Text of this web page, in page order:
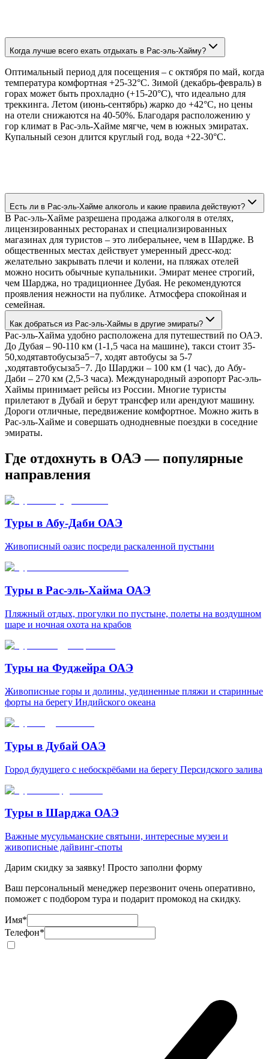
Когда лучше всего ехать отдыхать в Рас-эль-Хайму?
Оптимальный период для посещения – с октября по май, когда
температура комфортная +25-32°C. Зимой (декабрь-февраль) в
горах может быть прохладно (+15-20°C), что идеально для
треккинга. Летом (июнь-сентябрь) жарко до +42°C, но цены
на отели снижаются на 40-50%. Благодаря расположению у
гор климат в Рас-эль-Хайме мягче, чем в южных эмиратах.
Купальный сезон длится круглый год, вода +22-30°C.
Есть ли в Рас-эль-Хайме алкоголь и какие правила действуют?
В Рас-эль-Хайме разрешена продажа алкоголя в отелях,
лицензированных ресторанах и специализированных
магазинах для туристов – это либеральнее, чем в Шардже. В
общественных местах действует умеренный дресс-код:
желательно закрывать плечи и колени, на пляжах отелей
можно носить обычные купальники. Эмират менее строгий,
чем Шарджа, но традиционнее Дубая. Не рекомендуются
проявления нежности на публике. Атмосфера спокойная и
семейная.
Как добраться из Рас-эль-Хаймы в другие эмираты?
Рас-эль-Хайма удобно расположена для путешествий по ОАЭ.
До Дубая – 90-110 км (1-1,5 часа на машине), такси стоит 35-
50,ходятавтобусыза5−7, ходят автобусы за 5-7
,ходятавтобусыза5−7. До Шарджи – 100 км (1 час), до Абу-
Даби – 270 км (2,5-3 часа). Международный аэропорт Рас-эль-
Хаймы принимает рейсы из России. Многие туристы
прилетают в Дубай и берут трансфер или арендуют машину.
Дороги отличные, передвижение комфортное. Можно жить в
Рас-эль-Хайме и совершать однодневные поездки в соседние
эмираты.
Где отдохнуть в ОАЭ — популярные
направления
Туры в Абу-Даби ОАЭ
Живописный оазис посреди раскаленной пустыни
Туры в Рас-эль-Хайма ОАЭ
Пляжный отдых, прогулки по пустыне, полеты на воздушном
шаре и ночная охота на крабов
Туры на Фуджейра ОАЭ
Живописные горы и долины, уединенные пляжи и старинные
форты на берегу Индийского океана
Туры в Дубай ОАЭ
Город будущего с небоскрёбами на берегу Персидского залива
Туры в Шарджа ОАЭ
Важные мусульманские святыни, интересные музеи и
живописные дайвинг-споты
Дарим скидку за заявку! Просто заполни форму
Ваш персональный менеджер перезвонит очень оперативно,
поможет с подбором тура и подарит промокод на скидку.
Имя*
Телефон*